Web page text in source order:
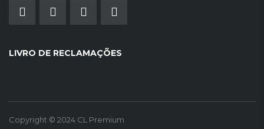
LIVRO DE RECLAMAÇÕES
Copyright © 2024 CL Premium